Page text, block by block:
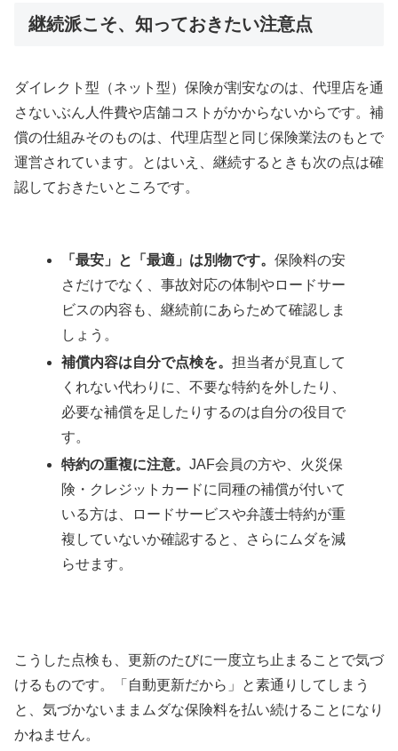
継続派こそ、知っておきたい注意点
ダイレクト型（ネット型）保険が割安なのは、代理店を通
さないぶん人件費や店舗コストがかからないからです。補
償の仕組みそのものは、代理店型と同じ保険業法のもとで
運営されています。とはいえ、継続するときも次の点は確
認しておきたいところです。
「最安」と「最適」は別物です。保険料の安
さだけでなく、事故対応の体制やロードサー
ビスの内容も、継続前にあらためて確認しま
しょう。
補償内容は自分で点検を。担当者が見直して
くれない代わりに、不要な特約を外したり、
必要な補償を足したりするのは自分の役目で
す。
特約の重複に注意。JAF会員の方や、火災保
険・クレジットカードに同種の補償が付いて
いる方は、ロードサービスや弁護士特約が重
複していないか確認すると、さらにムダを減
らせます。
こうした点検も、更新のたびに一度立ち止まることで気づ
けるものです。「自動更新だから」と素通りしてしまう
と、気づかないままムダな保険料を払い続けることになり
かねません。